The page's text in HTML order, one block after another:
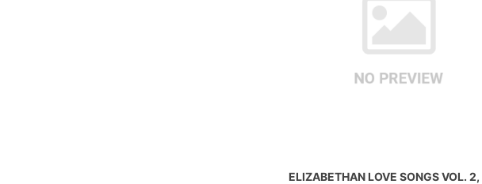
ELIZABETHAN LOVE SONGS VOL. 2,